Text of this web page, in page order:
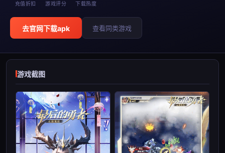
充值折扣 游戏评分 下载热度
去官网下载apk 查看同类游戏
游戏截图